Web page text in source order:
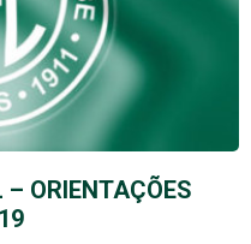
ORIENTAÇÕES